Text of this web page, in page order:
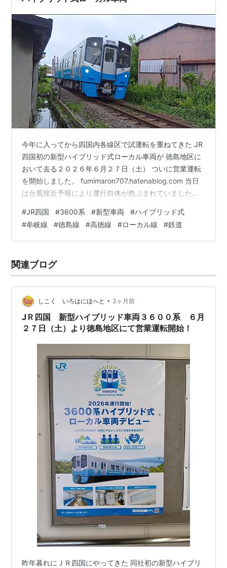
今年に入ってから四国内各線区で試運転を重ねてきた JR
四国初の新型ハイブリッド式ローカル車両が 徳島地区に
おいて去る２０２６年６月２７日（土） ついに営業運転
を開始しました。 fumimaron707.hatenablog.com 当日
は台風接近予報により運行自体が危ぶまれていましたが
中止になったものの 予定通り１４時３０分発の牟岐線阿
南行きから営業運転がスタートしました。 多くの鉄道フ
ァンで混雑することは予想できたので 始発の徳島駅を避
に見届けてきました。 www.youtube.com …
#JR四国 #3600系 #新型車両 #ハイブリッド式
#牟岐線 #徳島線 #高徳線 #ローカル線 #鉄道
関連ブログ
しこく いろはにほへと • 3ヶ月前
JＲ四国 新型ハイブリッド車両３６００系 ６月
２７日（土）より徳島地区にて営業運転開始！
昨年暮れにＪＲ四国にやってきた 同社初の新型ハイブリ